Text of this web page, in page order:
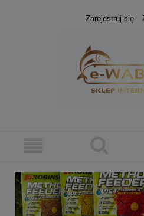
Zarejestruj się